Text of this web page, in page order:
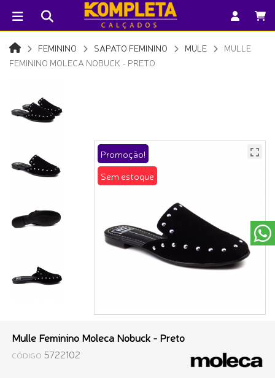
FEMININO SAPATO FEMININO MULE
MULLE
FEMININO MOLECA NOBUCK - PRETO
Promoção!
Sem estoque
Mulle Feminino Moleca Nobuck - Preto
CÓDIGO 5722102